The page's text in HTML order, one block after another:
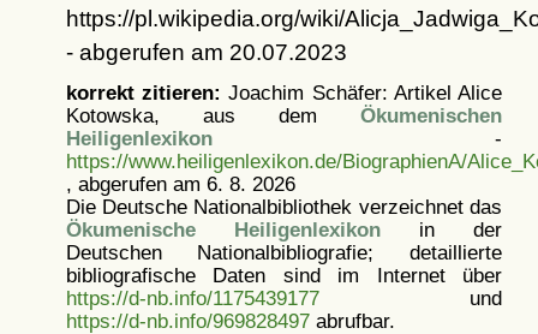
https://pl.wikipedia.org/wiki/
- abgerufen am 20.07.2023
korrekt zitieren: Joachim Schäfer: ArtikelAlice
Kotowska, aus dem Ökumenischen
Heiligenlexikon-
https://www.heiligenlexikon.de/BiographienA/
, abgerufen am 6. 8. 2026
Die Deutsche Nationalbibliothek verzeichnet das
Ökumenische Heiligenlexikonin der
Deutschen Nationalbibliografie; detaillierte
bibliografische Daten sind im Internet über
https://d-nb.info/1175439177und
https://d-nb.info/969828497abrufbar.